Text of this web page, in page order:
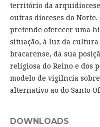
território da
outras dioceses do
pretende oferecer uma
situação, à luz da
bracarense, da sua
religiosa do Reino e dos
modelo de vigilncia
alternativo ao do Santo
DOWNLOADS